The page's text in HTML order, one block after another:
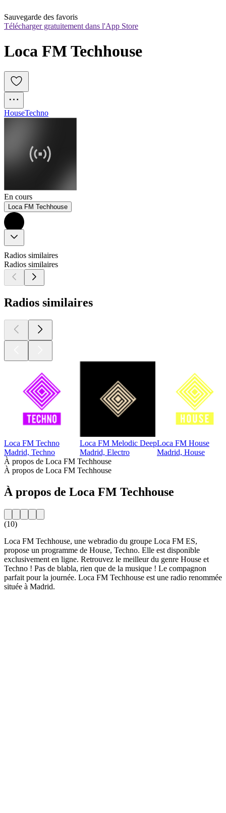
Sauvegarde des favoris
Télécharger gratuitement dans l'App Store
Loca FM Techhouse
HouseTechno
En cours
Loca FM Techhouse
Radios similaires
Radios similaires
Radios similaires
Loca FM Techno
Madrid, Techno
Loca FM Melodic Deep
Madrid, Electro
Loca FM House
Madrid, House
À propos de Loca FM Techhouse
À propos de Loca FM Techhouse
À propos de Loca FM Techhouse
(10)
Loca FM Techhouse, une webradio du groupe Loca FM ES,
propose un programme de House, Techno. Elle est disponible
exclusivement en ligne. Retrouvez le meilleur du genre House et
Techno ! Pas de blabla, rien que de la musique ! Le compagnon
parfait pour la journée. Loca FM Techhouse est une radio renommée
située à Madrid.